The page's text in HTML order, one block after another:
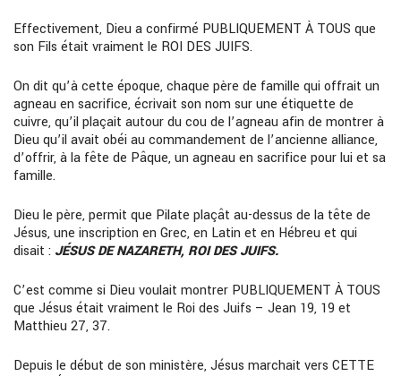
Effectivement, Dieu a confirmé PUBLIQUEMENT À TOUS que
son Fils était vraiment le ROI DES JUIFS.
On dit qu’à cette époque, chaque père de famille qui offrait un
agneau en sacrifice, écrivait son nom sur une étiquette de
cuivre, qu’il plaçait autour du cou de l’agneau afin de montrer à
Dieu qu’il avait obéi au commandement de l’ancienne alliance,
d’offrir, à la fête de Pâque, un agneau en sacrifice pour lui et sa
famille.
Dieu le père, permit que Pilate plaçât au-dessus de la tête de
Jésus, une inscription en Grec, en Latin et en Hébreu et qui
disait : JÉSUS DE NAZARETH, ROI DES JUIFS.
C’est comme si Dieu voulait montrer PUBLIQUEMENT À TOUS
que Jésus était vraiment le Roi des Juifs – Jean 19, 19 et
Matthieu 27, 37.
Depuis le début de son ministère, Jésus marchait vers CETTE